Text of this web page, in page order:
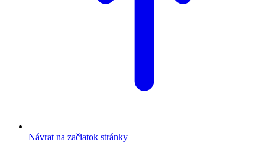
Návrat na začiatok stránky